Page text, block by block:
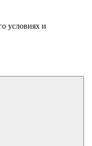
условиях и